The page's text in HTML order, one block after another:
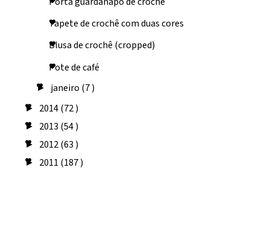
Tapete de crochê com duas cores
Blusa de crochê (cropped)
Pote de café
► janeiro (7 )
► 2014(72 )
► 2013 (54 )
► 2012(63 )
► 2011 (187 )